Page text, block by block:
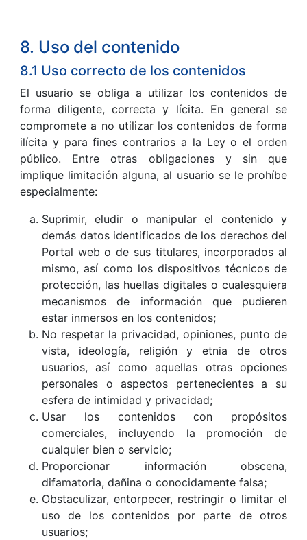
8. Uso del contenido
8.1 Uso correcto de los contenidos
El usuario se obliga a utilizar los contenidos de
forma diligente, correcta y lícita. En general se
compromete a no utilizar los contenidos de forma
ilícita y para fines contrarios a la Ley o el orden
público. Entre otras obligaciones y sin que
implique limitación alguna, al usuario se le prohíbe
especialmente:
Suprimir, eludir o manipular el contenido y
demás datos identificados de los derechos del
Portal web o de sus titulares, incorporados al
mismo, así como los dispositivos técnicos de
protección, las huellas digitales o cualesquiera
mecanismos de información que pudieren
estar inmersos en los contenidos;
No respetar la privacidad, opiniones, punto de
vista, ideología, religión y etnia de otros
usuarios, así como aquellas otras opciones
personales o aspectos pertenecientes a su
esfera de intimidad y privacidad;
Usar los contenidos con propósitos
comerciales, incluyendo la promoción de
cualquier bien o servicio;
Proporcionar información obscena,
difamatoria, dañina o conocidamente falsa;
Obstaculizar, entorpecer, restringir o limitar el
uso de los contenidos por parte de otros
usuarios;